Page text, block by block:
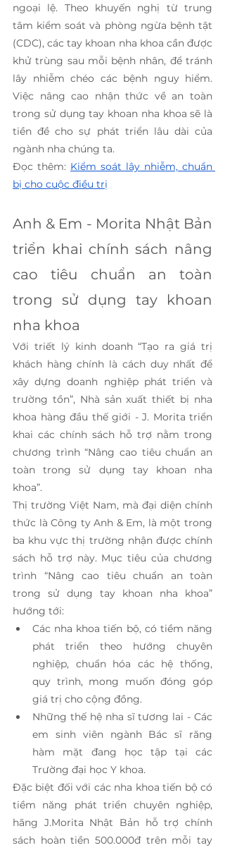
ngoại lệ. Theo khuyến nghị từ trung
tâm kiểm soát và phòng ngừa bệnh tật
(CDC), các tay khoan nha khoa cần được
khử trùng sau mỗi bệnh nhân, để tránh
lây nhiễm chéo các bệnh nguy hiểm.
Việc nâng cao nhận thức về an toàn
trong sử dụng tay khoan nha khoa sẽ là
tiền đề cho sự phát triển lâu dài của
ngành nha chúng ta.
Đọc thêm: Kiểm soát lây nhiễm, chuẩn
bị cho cuộc điều trị
Anh & Em - Morita Nhật Bản
triển khai chính sách nâng
cao tiêu chuẩn an toàn
trong sử dụng tay khoan
nha khoa
Với triết lý kinh doanh “Tạo ra giá trị
khách hàng chính là cách duy nhất để
xây dựng doanh nghiệp phát triển và
trường tồn”, Nhà sản xuất thiết bị nha
khoa hàng đầu thế giới - J. Morita triển
khai các chính sách hỗ trợ nằm trong
chương trình “Nâng cao tiêu chuẩn an
toàn trong sử dụng tay khoan nha
khoa”.
Thị trường Việt Nam, mà đại diện chính
thức là Công ty Anh & Em, là một trong
ba khu vực thị trường nhận được chính
sách hỗ trợ này. Mục tiêu của chương
trình “Nâng cao tiêu chuẩn an toàn
trong sử dụng tay khoan nha khoa”
hướng tới:
Các nha khoa tiến bộ, có tiềm năng
phát triển theo hướng chuyên
nghiệp, chuẩn hóa các hệ thống,
quy trình, mong muốn đóng góp
giá trị cho cộng đồng.
Những thế hệ nha sĩ tương lai - Các
em sinh viên ngành Bác sĩ răng
hàm mặt đang học tập tại các
Trường đại học Y khoa.
Đặc biệt đối với các nha khoa tiến bộ có
tiềm năng phát triển chuyên nghiệp,
hãng J.Morita Nhật Bản hỗ trợ chính
sách hoàn tiền 500.000đ trên mỗi tay